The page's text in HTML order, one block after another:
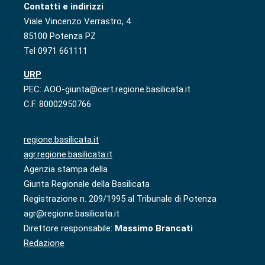
Contatti e indirizzi
Viale Vincenzo Verrastro, 4
85100 Potenza PZ
Tel 0971 661111
URP
PEC: AOO-giunta@cert.regione.basilicata.it
C.F. 80002950766
regione.basilicata.it
agr.regione.basilicata.it
Agenzia stampa della
Giunta Regionale della Basilicata
Registrazione n. 209/1995 al Tribunale di Potenza
agr@regione.basilicata.it
Direttore responsabile: Massimo Brancati
Redazione